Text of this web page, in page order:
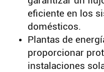
eficiente en los
domésticos.
Plantas de
proporcionar
instalaciones